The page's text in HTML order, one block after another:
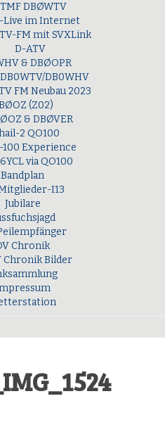
DBØWTV
Live im Internet
FM mit SVXLink
D-ATV
& DBØOPR
DB0WHV
FM Neubau 2023
(Z02)
& DBØVER
2 QO100
100 Experience
via QO100
Bandplan
I13
Jubilare
Chronik
Chronik Bilder